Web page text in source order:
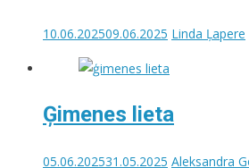
10.06.202509.06.2025 Linda Ļapere
Ģimenes lieta
05.06.202531.05.2025 Aleksandra